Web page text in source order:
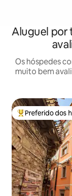
Aluguel por
Os hóspedes
muito bem
Entre os
Preferido dos